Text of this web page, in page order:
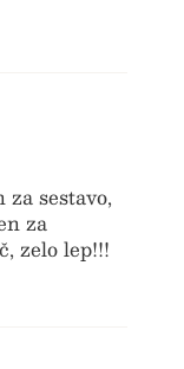
sestavo,
za
zelo lep!!!